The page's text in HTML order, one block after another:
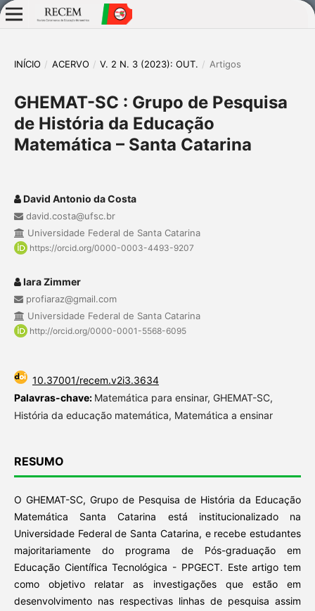
INÍCIO / ACERVO / V. 2 N. 3 (2023): OUT. / Artigos
GHEMAT-SC : Grupo de Pesquisa
de História da Educação
Matemática – Santa Catarina
David Antonio da Costa
david.costa@ufsc.br
Universidade Federal de Santa Catarina
https://orcid.org/0000-0003-4493-9207
Iara Zimmer
profiaraz@gmail.com
Universidade Federal de Santa Catarina
http://orcid.org/0000-0001-5568-6095
10.37001/recem.v2i3.3634
Palavras-chave: Matemática para ensinar, GHEMAT-SC,
História da educação matemática, Matemática a ensinar
RESUMO
O GHEMAT-SC, Grupo de Pesquisa de História da Educação
Matemática Santa Catarina está institucionalizado na
Universidade Federal de Santa Catarina, e recebe estudantes
majoritariamente do programa de Pós-graduação em
Educação Científica Tecnológica - PPGECT. Este artigo tem
como objetivo relatar as investigações que estão em
desenvolvimento nas respectivas linhas de pesquisa assim